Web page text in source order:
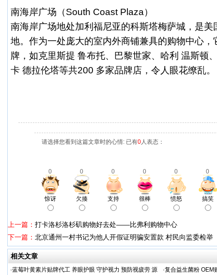
南海岸广场（South Coast Plaza）
南海岸广场地处加利福尼亚的科斯塔梅萨城，是美
地。作为一处庞大的室内外商铺兼具的购物中心，
牌，如克里斯提 鲁布托、巴黎世家、哈利 温斯顿
卡 德拉伦塔等共200 多家品牌店，令人眼花缭乱。
请选择您看到这篇文章时的心情: 已有0人表态：
0 0 0 0 0 0
惊讶 欠揍 支持 很棒 愤怒 搞笑
上一篇： 打卡洛杉洛杉矶购物好去处——比弗利购物中心
下一篇： 北京通州一村书记为他人开假证明骗安置款 村民向监委检举
相关文章
·蓝莓叶黄素片贴牌代工 养眼护眼 守护视力 预防视疲劳 源
·复合益生菌粉 OEM